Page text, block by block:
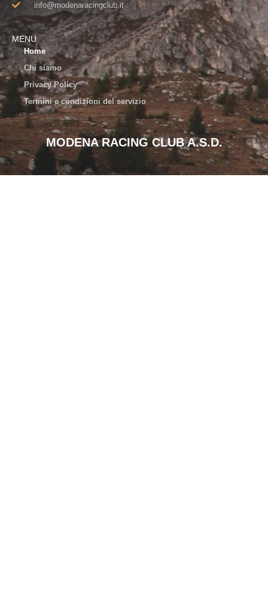
info@modenaracingclub.it​
MENU
Home
Chi siamo
Privacy Policy
Termini e condizioni del servizio
MODENA RACING CLUB A.S.D.